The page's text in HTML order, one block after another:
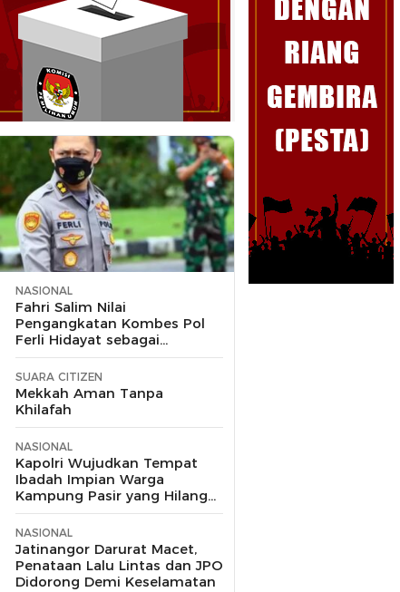
NASIONAL
Fahri Salim Nilai
Pengangkatan Kombes Pol
Ferli Hidayat sebagai
Korspripim Polri Sah dan
Patut Dihormati
SUARA CITIZEN
Mekkah Aman Tanpa
Khilafah
NASIONAL
Kapolri Wujudkan Tempat
Ibadah Impian Warga
Kampung Pasir yang Hilang
Selama 10 Tahun
NASIONAL
Jatinangor Darurat Macet,
Penataan Lalu Lintas dan JPO
Didorong Demi Keselamatan